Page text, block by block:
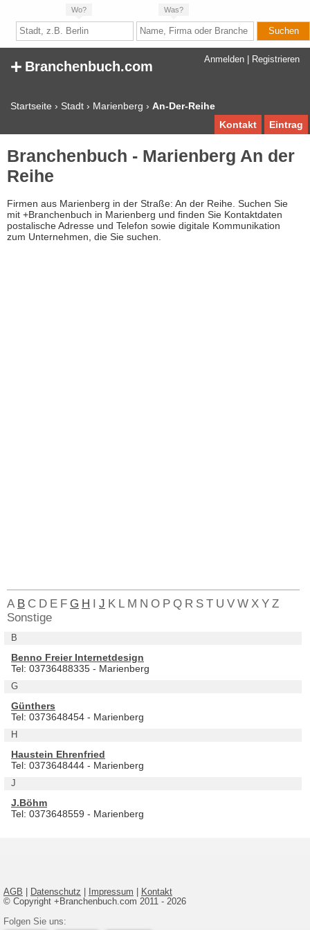
Wo? Was?
Anmelden Registrieren
+ Branchenbuch.com
Startseite › Stadt › Marienberg › An-Der-Reihe
Eintrag
Kontakt
Branchenbuch - Marienberg An der
Reihe
Firmen aus Marienberg in der Straße: An der Reihe. Suchen Sie
mit +Branchenbuch in Marienberg und finden Sie Kontaktdaten
postalische Adresse und Telefon sowie digitale Kommunikation
zum Unternehmen, die Sie suchen.
A B C D E F G H I J K L M N O P Q R S T U V W X Y Z
Sonstige
B
Benno Freier Internetdesign
Tel: 03736488335 - Marienberg
G
Günthers
Tel: 0373648454 - Marienberg
H
Haustein Ehrenfried
Tel: 0373648444 - Marienberg
J
J.Böhm
Tel: 0373648559 - Marienberg
AGB Datenschutz Impressum
Kontakt
© Copyright +Branchenbuch.com 2011 - 2026
Folgen Sie uns: